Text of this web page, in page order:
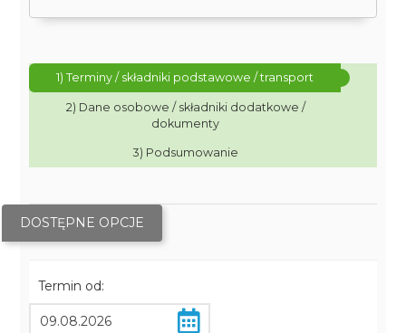
1) Terminy / składniki podstawowe / transport
2) Dane osobowe / składniki dodatkowe /
dokumenty
3) Podsumowanie
DOSTĘPNE OPCJE
Termin od: